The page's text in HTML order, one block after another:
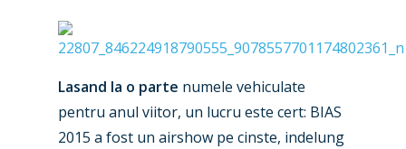
Lasand la o parte numele vehiculate
pentru anul viitor, un lucru este cert: BIAS
2015 a fost un airshow pe cinste, indelung
New Routes